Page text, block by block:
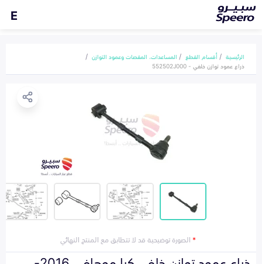
E
الرئيسية أقسام القطع
المساعدات، المقصات وعمود التوازن
ذراع عمود توازن خلفي - 552502J000
*الصورة توضيحية قد لا تتطابق مع المنتج النهائي